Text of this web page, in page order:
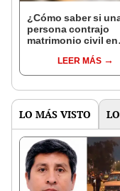
¿Cómo saber si
persona contrajo
matrimonio civil en
LEER MÁS
LO MÁS VISTO